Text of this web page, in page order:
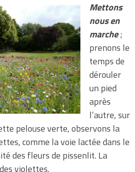
Mettons
nous en
marche;
prenons le
temps de
dérouler
un pied
après
l’autre, sur
pelouse verte, observons la
comme la voie lactée dans le
des fleurs de pissenlit. La
violettes.